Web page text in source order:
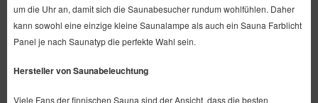
um die Uhr an, damit sich die Saunabesucher rundum wohlfühlen. Daher
kann sowohl eine einzige kleine Saunalampe als auch ein Sauna Farblicht
Panel je nach Saunatyp die perfekte Wahl sein.
Hersteller von Saunabeleuchtung
Viele Fans der finnischen Sauna sind der Ansicht, dass die besten